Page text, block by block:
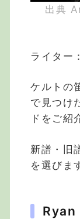
出典
ライター：
ケルトの
で見つけ
ドをご紹
新譜・旧
を選びま
Ryan